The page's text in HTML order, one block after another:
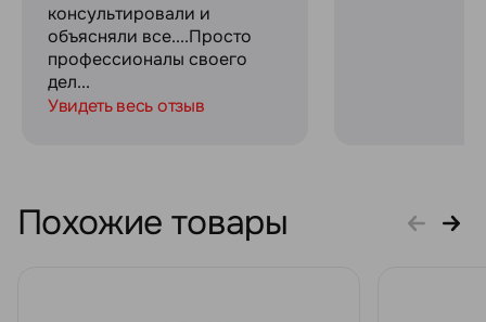
консультировали и
объясняли все....Просто
профессионалы своего
дел...
Увидеть весь отзыв
Похожие товары